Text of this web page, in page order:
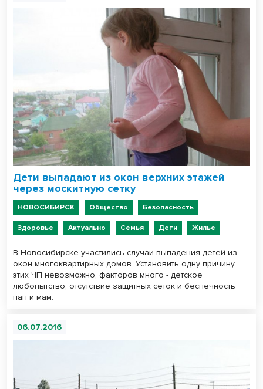
Дети выпадают из окон верхних этажей
через москитную сетку
НОВОСИБИРСК Общество Безопасность
Здоровье Актуально Семья Дети Жилье
В Новосибирске участились случаи выпадения детей из
окон многоквартирных домов. Установить одну причину
этих ЧП невозможно, факторов много - детское
любопытство, отсутствие защитных сеток и беспечность
пап и мам.
06.07.2016